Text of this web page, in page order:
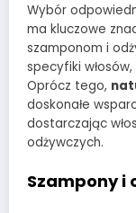
Wybór
ma kluczowe
szamponom i
specyfiki
Oprócz tego,
doskonałe
dostarczając
odżywczych.
Szampony i